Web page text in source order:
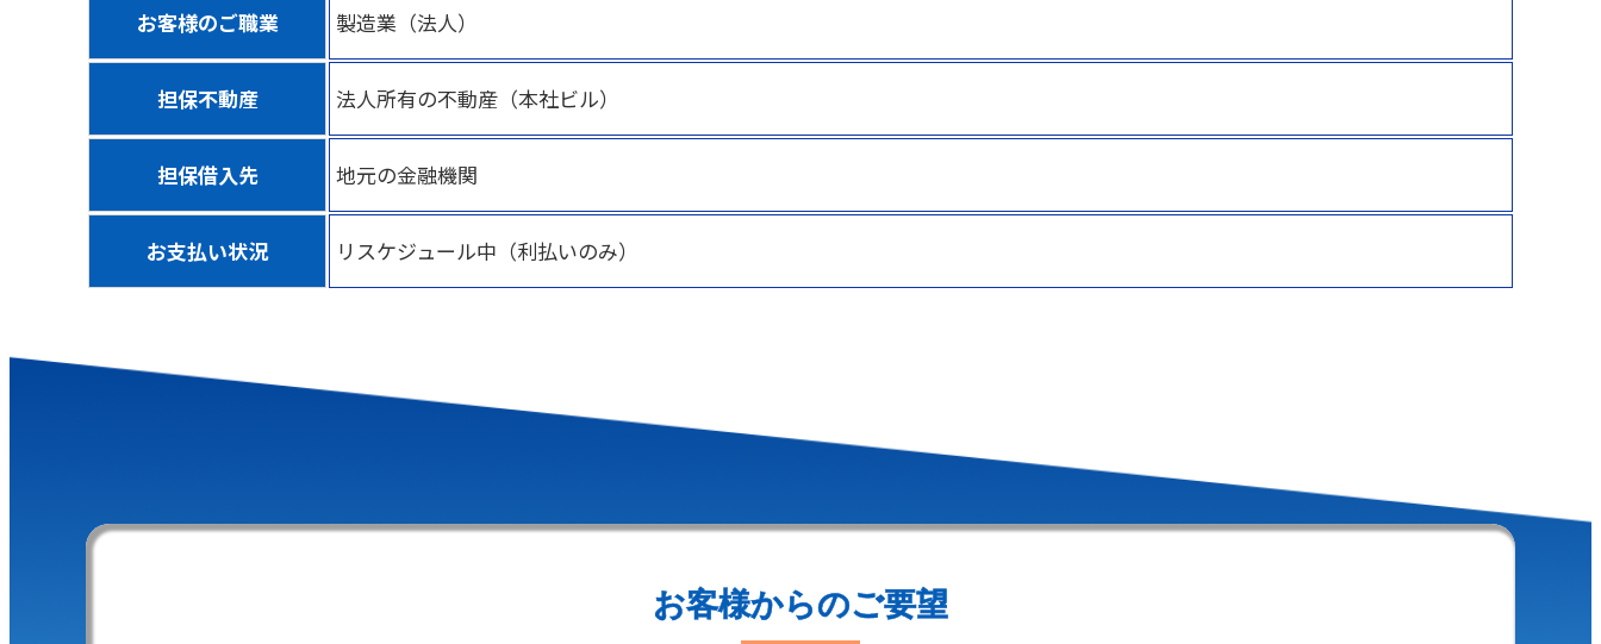
お客様のご職業 製造業（法人）
担保不動産 法人所有の不動産（本社ビル）
担保借入先 地元の金融機関
お支払い状況 リスケジュール中（利払いのみ）
お客様からのご要望